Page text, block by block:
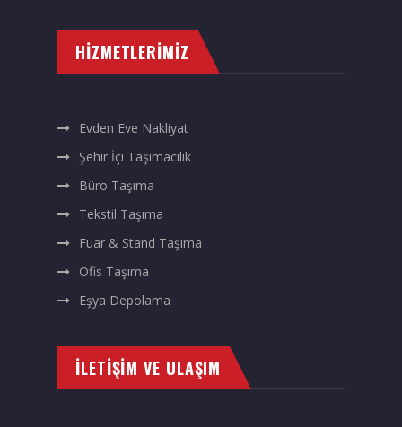
HIZMETLERIMIZ
Evden Eve Nakliyat
Şehir İçi Taşımacılık
Büro Taşıma
Tekstil Taşıma
Fuar & Stand Taşıma
Ofis Taşıma
Eşya Depolama
İLETIŞIM VE ULAŞIM